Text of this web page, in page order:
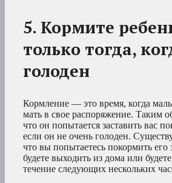
5. Кормите
только тогда,
голоден
Кормление — это время, когда
мать в свое распоряжение. Таким
что он попытается заставить вас
если он не очень голоден.
что вы попытаетесь покормить его
будете выходить из дома или
течение следующих нескольких